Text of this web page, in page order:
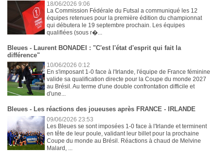
18/06/2026 9:06
La Commission Fédérale du Futsal a communiqué les 12
équipes retenues pour la première édition du championnat
qui débutera le 19 septembre prochain. Les équipes
qualifiées (sous r�...
Bleues - Laurent BONADEI : "C'est l'état d'esprit qui fait la
différence"
10/06/2026 0:12
En s'imposant 1-0 face à l'Irlande, l'équipe de France féminine
valide sa qualification directe pour la Coupe du monde 2027
au Brésil. Au terme d'une double confrontation difficile et
d'une...
Bleues - Les réactions des joueuses après FRANCE - IRLANDE
09/06/2026 23:53
Les Bleues se sont imposées 1-0 face à l'Irlande et terminent
en tête de leur poule, validant leur billet pour la prochaine
Coupe du monde au Brésil. Réactions à chaud de Melvine
Malard, ...